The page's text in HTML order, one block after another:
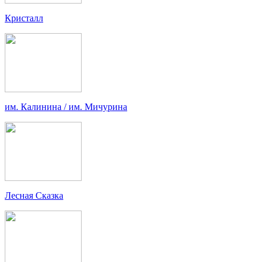
Кристалл
им. Калинина / им. Мичурина
Лесная Сказка